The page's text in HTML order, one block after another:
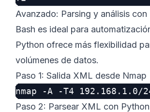
Avanzado: Parsing y análisis con
Bash es ideal para
Python ofrece más flexibilidad
volúmenes de datos.
Paso 1: Salida XML desde Nmap
Paso 2: Parsear XML con Python